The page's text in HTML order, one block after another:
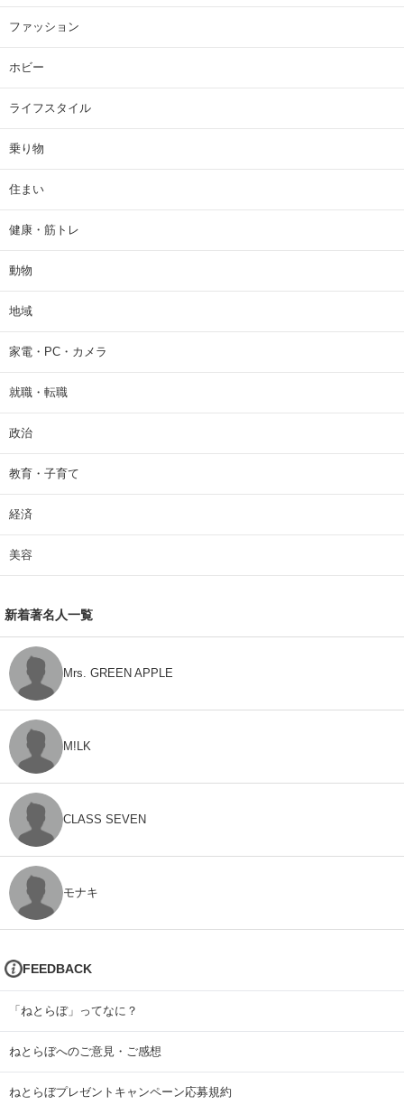
ファッション
ホビー
ライフスタイル
乗り物
住まい
健康・筋トレ
動物
地域
家電・PC・カメラ
就職・転職
政治
教育・子育て
経済
美容
新着著名人一覧
Mrs. GREEN APPLE
M!LK
CLASS SEVEN
モナキ
FEEDBACK
「ねとらぼ」ってなに？
ねとらぼへのご意見・ご感想
ねとらぼプレゼントキャンペーン応募規約